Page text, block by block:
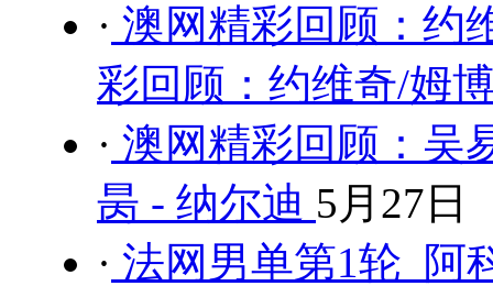
· 澳网精彩回顾：约
彩回顾：约维奇/姆
· 澳网精彩回顾：吴
昺 - 纳尔迪 5月27日
· 法网男单第1轮 阿